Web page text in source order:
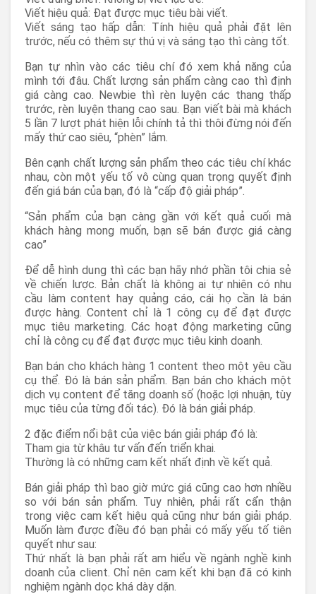
Viết hiệu quả: Đạt được mục tiêu bài viết.
Viết sáng tạo hấp dẫn: Tính hiệu quả phải đặt lên
trước, nếu có thêm sự thú vị và sáng tạo thì càng tốt.
Bạn tự nhìn vào các tiêu chí đó xem khả năng của
mình tới đâu. Chất lượng sản phẩm càng cao thì định
giá càng cao. Newbie thì rèn luyện các thang thấp
trước, rèn luyện thang cao sau. Bạn viết bài mà khách
5 lần 7 lượt phát hiện lỗi chính tả thì thôi đừng nói đến
mấy thứ cao siêu, “phèn” lắm.
Bên cạnh chất lượng sản phẩm theo các tiêu chí khác
nhau, còn một yếu tố vô cùng quan trọng quyết định
đến giá bán của bạn, đó là “cấp độ giải pháp”.
“Sản phẩm của bạn càng gần với kết quả cuối mà
khách hàng mong muốn, bạn sẽ bán được giá càng
cao”
Để dễ hình dung thì các bạn hãy nhớ phần tôi chia sẻ
về chiến lược. Bản chất là không ai tự nhiên có nhu
cầu làm content hay quảng cáo, cái họ cần là bán
được hàng. Content chỉ là 1 công cụ để đạt được
mục tiêu marketing. Các hoạt động marketing cũng
chỉ là công cụ để đạt được mục tiêu kinh doanh.
Bạn bán cho khách hàng 1 content theo một yêu cầu
cụ thể. Đó là bán sản phẩm. Bạn bán cho khách một
dịch vụ content để tăng doanh số (hoặc lợi nhuận, tùy
mục tiêu của từng đối tác). Đó là bán giải pháp.
2 đặc điểm nổi bật của việc bán giải pháp đó là:
Tham gia từ khâu tư vấn đến triển khai.
Thường là có những cam kết nhất định về kết quả.
Bán giải pháp thì bao giờ mức giá cũng cao hơn nhiều
so với bán sản phẩm. Tuy nhiên, phải rất cẩn thận
trong việc cam kết hiệu quả cũng như bán giải pháp.
Muốn làm được điều đó bạn phải có mấy yếu tố tiên
quyết như sau:
Thứ nhất là bạn phải rất am hiểu về ngành nghề kinh
doanh của client. Chỉ nên cam kết khi bạn đã có kinh
nghiệm ngành dọc khá dày dặn.